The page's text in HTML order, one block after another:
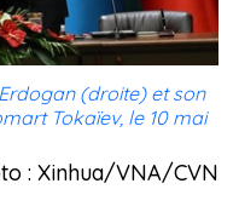
(droite) et son
Tokaïev, le 10 mai
: Xinhua/VNA/CVN